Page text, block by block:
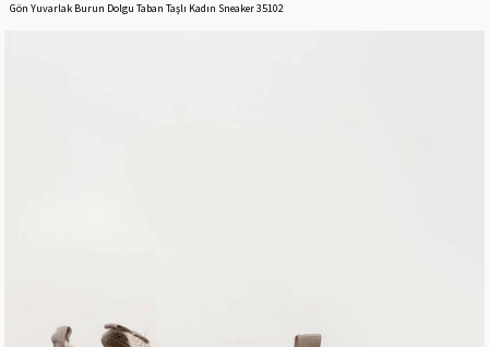
Gön Yuvarlak Burun Dolgu Taban Taşlı Kadın Sneaker 35102